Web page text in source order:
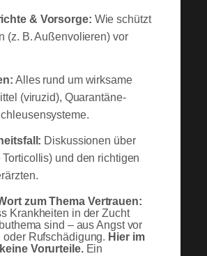
& Vorsorge: Wie schützt
(z. B. Außenvolieren) vor
Alles rund um wirksame
(viruzid), Quarantäne-
Diskussionen über
und den richtigen
zum Thema Vertrauen:
Krankheiten in der Zucht
sind – aus Angst vor
oder Rufschädigung. Hier im
Vorurteile.Ein